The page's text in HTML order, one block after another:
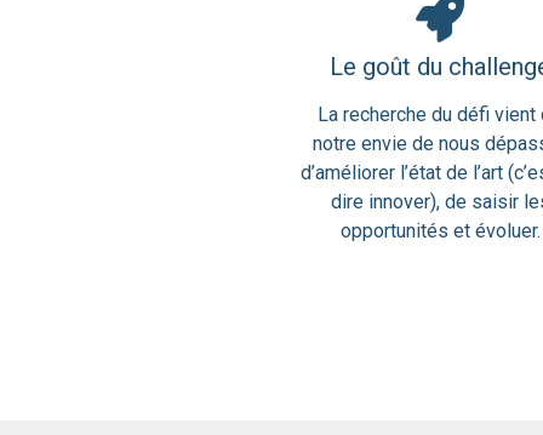
Le goût du
La recherche du défi vient
notre envie de nous
d’améliorer l’état de l’art
dire innover), de saisir
opportunités et évoluer.